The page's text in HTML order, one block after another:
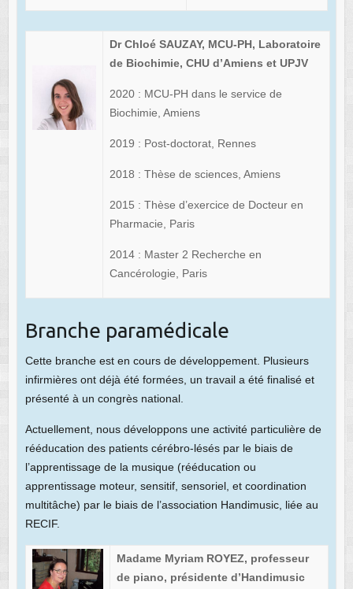
Dr Chloé SAUZAY, MCU-PH, Laboratoire
de Biochimie, CHU d’Amiens et UPJV
2020 : MCU-PH dans le service de
Biochimie, Amiens
2019 : Post-doctorat, Rennes
2018 : Thèse de sciences, Amiens
2015 : Thèse d’exercice de Docteur en
Pharmacie, Paris
2014 : Master 2 Recherche en
Cancérologie, Paris
Branche paramédicale
Cette branche est en cours de développement. Plusieurs
infirmières ont déjà été formées, un travail a été finalisé et
présenté à un congrès national.
Actuellement, nous développons une activité particulière de
rééducation des patients cérébro-lésés par le biais de
l’apprentissage de la musique (rééducation ou
apprentissage moteur, sensitif, sensoriel, et coordination
multitâche) par le biais de l’association Handimusic, liée au
RECIF.
Madame Myriam ROYEZ, professeur
de piano, présidente d’Handimusic